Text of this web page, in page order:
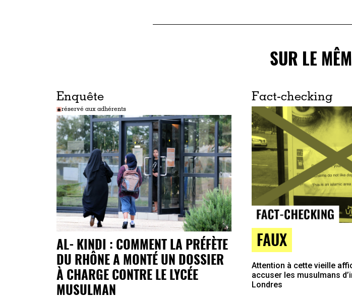
SUR LE
Enquête
réservé aux adhérents
AL‐KINDI : COMMENT LA PRÉFÈTE
DU RHÔNE A MONTÉ UN DOSSIER
À CHARGE CONTRE LE LYCÉE
MUSULMAN
Fact-checking
FAUX
Attention à cette vieille
accuser les musulmans
Londres